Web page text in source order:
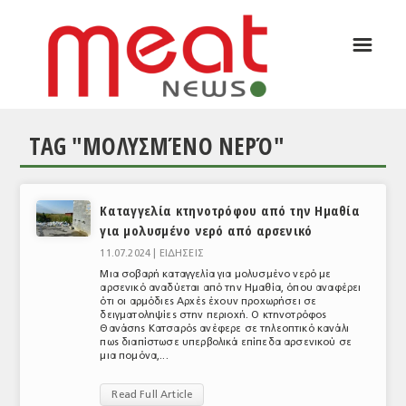
ΕΙΔΗΣΕΙΣ
ΘΕΜΑΤΑ
ΕΥΡΩΠΑΪΚΕΣ ΑΠΟΦΑΣΕΙΣ
☰
TAG "ΜΟΛΥΣΜΈΝΟ ΝΕΡΌ"
Καταγγελία κτηνοτρόφου από την Ημαθία
για μολυσμένο νερό από αρσενικό
11.07.2024 |
ΕΙΔΗΣΕΙΣ
Μια σοβαρή καταγγελία για μολυσμένο νερό με
αρσενικό αναδύεται από την Ημαθία, όπου αναφέρει
ότι οι αρμόδιες Αρχές έχουν προχωρήσει σε
δειγματοληψίες στην περιοχή. Ο κτηνοτρόφος
Θανάσης Κατσαρός ανέφερε σε τηλεοπτικό κανάλι
πως διαπίστωσε υπερβολικά επίπεδα αρσενικού σε
μια πομόνα,...
Read Full Article